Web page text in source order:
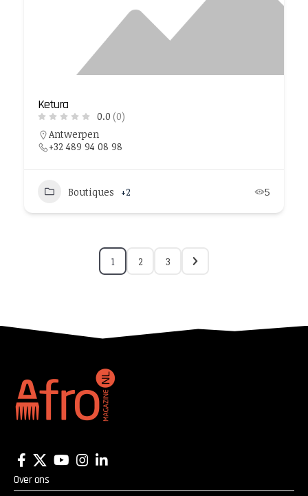
Ketura
0.0 (0)
Antwerpen
+32 489 94 08 98
Boutiques +2 5
1 2 3
Over ons